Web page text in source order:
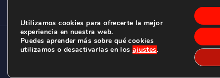
CLUB DE SURF LAS DUNAS ©2026.
C/ BERNARDO ÁLVAREZ GALAN 1, SALINAS (ASTURIAS)
Utilizamos cookies para ofrecerte la mejor
experiencia en nuestra web.
Puedes aprender más sobre qué cookies
utilizamos o desactivarlas en los ajustes.